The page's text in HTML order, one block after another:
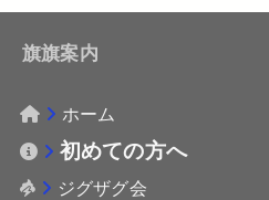
旗旗案内
ホーム
初めての方へ
ジグザグ会